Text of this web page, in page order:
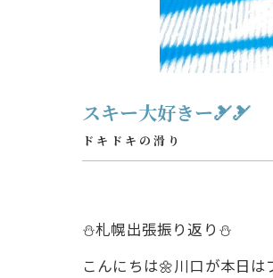
スキー大好きー🎿🎿
ドキドキの滑り
⛄札幌出張振り返り⛄
こんにちは🌼川口が本日